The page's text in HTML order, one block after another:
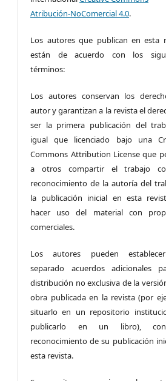
Atribución-NoComercial 4.0.
Los autores que publican en esta
están de acuerdo con los
términos:
Los autores conservan los
autor y garantizan a la revista el
ser la primera publicación del
igual que licenciado bajo una
Commons Attribution License que
a otros compartir el trabajo
reconocimiento de la autoría del
la publicación inicial en esta
hacer uso del material con
comerciales.
Los autores pueden
separado acuerdos adicionales
distribución no exclusiva de la
obra publicada en la revista (por
situarlo en un repositorio
publicarlo en un libro),
reconocimiento de su publicación
esta revista.